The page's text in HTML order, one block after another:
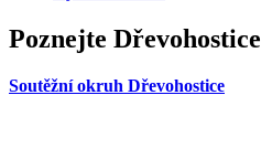
Poznejte Dřevohostice
Soutěžní okruh Dřevohostice